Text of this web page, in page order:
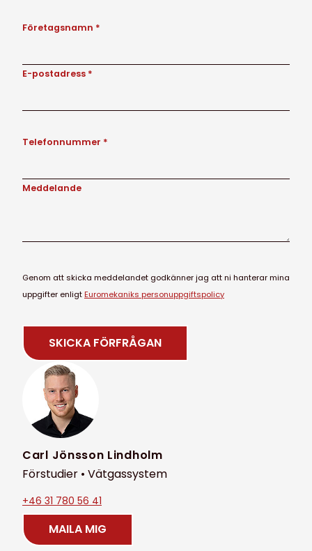
Företagsnamn *
E-postadress *
Telefonnummer *
Meddelande
Genom att skicka meddelandet godkänner jag att ni hanterar mina
uppgifter enligtEuromekaniks personuppgiftspolicy
Carl Jönsson Lindholm
Förstudier • Vätgassystem
+46 31 780 56 41
MAILA MIG